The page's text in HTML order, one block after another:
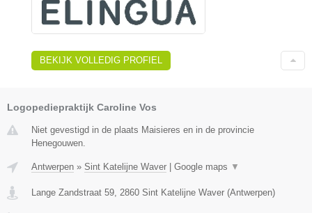
BEKIJK VOLLEDIG PROFIEL
Logopediepraktijk Caroline Vos
Niet gevestigd in de plaats Maisieres en in de provincie
Henegouwen.
Antwerpen » Sint Katelijne Waver Google maps ▼
Lange Zandstraat 59, 2860 Sint Katelijne Waver (Antwerpen)